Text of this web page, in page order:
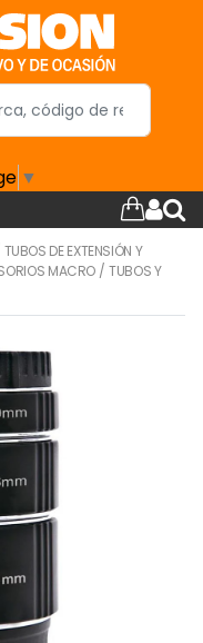
▼
TUBOS DE EXTENSIÓN Y
MACRO /TUBOS Y